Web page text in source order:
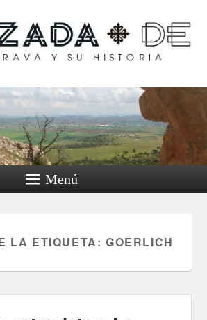
de Calatrava y
historia
Menú
LA ETIQUETA: GOERLICH